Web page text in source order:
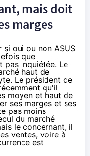
mais doit
marges
oui ou non ASUS
que
pas inquiétée. Le
haut de
Le président de
qu'il
moyen et haut de
ses marges et ses
pas moins
du marché
le concernant, il
ventes, voire à
est